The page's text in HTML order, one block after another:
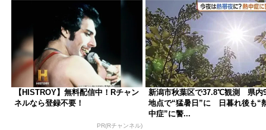
【HISTROY】無料配信中！Rチャン
ネルなら登録不要！
PR(Rチャンネル)
新潟市秋葉区で37.8℃観測 県内
地点で“猛暑日”に 日暮れ後も“
中症”に警...